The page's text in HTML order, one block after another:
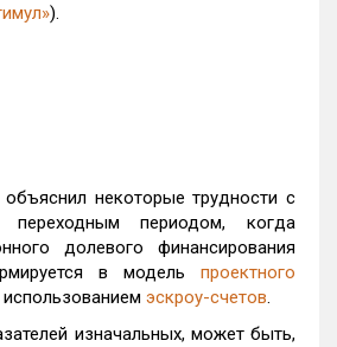
).
объяснил некоторые трудности с
переходным периодом, когда
долевого финансирования
в модель проектного
эскроу-счетов.
изначальных, может быть,